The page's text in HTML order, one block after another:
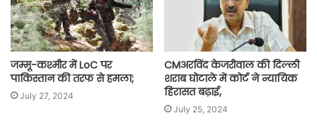
जम्मू-कश्मीर में LoC पर
पाकिस्तान की तरफ से हमला;
July 27, 2024
CMअरविंद केजरीवाल की दिल्ली
शराब घोटाले में कोर्ट ने न्यायिक
हिरासत बढ़ाई,
July 25, 2024